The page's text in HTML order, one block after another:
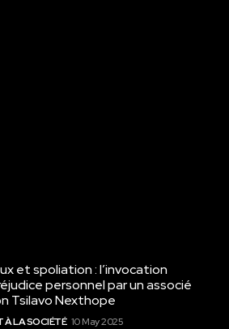
et spoliation : l’invocation
personnel par un associé
Tsilavo Nexthope
À LA SOCIÉTÉ 10 May 2025